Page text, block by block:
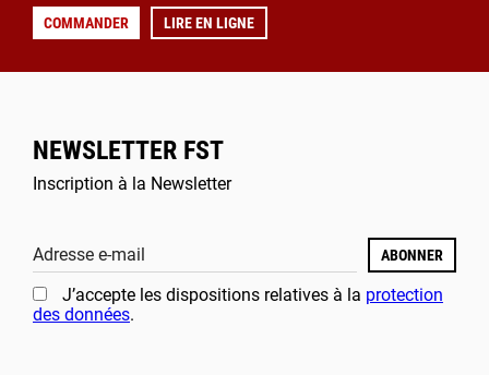
COMMANDER LIRE EN LIGNE
NEWSLETTER FST
Inscription à la Newsletter
Adresse e-mail ABONNER
J’accepte les dispositions relatives à la protection
des données.